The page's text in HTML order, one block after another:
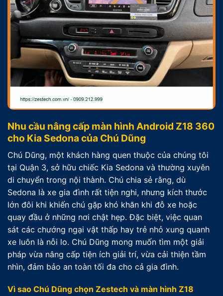
Nhu cầu nâng cấp màn hình Android Z18 360
cho Kia Sedona của Chú Dũng
Chú Dũng, một khách hàng quen thuộc của chúng tôi
tại Quận 3, sở hữu chiếc Kia Sedona và thường xuyên
di chuyển trong nội thành. Chú chia sẻ rằng, dù
Sedona là xe gia đình rất tiện nghi, nhưng kích thước
lớn đôi khi khiến chú gặp khó khăn khi đỗ xe hoặc
quay đầu ở những nơi chật hẹp. Đặc biệt, việc quan
sát các chướng ngại vật thấp hay trẻ nhỏ xung quanh
xe luôn là nỗi lo. Chú Dũng mong muốn tìm một giải
pháp vừa nâng cấp tiện ích giải trí, vừa cải thiện tầm
nhìn, đảm bảo an toàn tối đa cho cả gia đình.
Vì sao Chú Dũng chọn Zestech và màn hình Z18